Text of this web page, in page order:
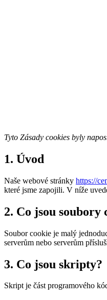
Tyto Zásady cookies byly
1. Úvod
Naše webové stránky https://
které jsme zapojili. V níže
2. Co jsou soubory
Soubor cookie je malý
serverům nebo serverům
3. Co jsou skripty?
Skript je část programového